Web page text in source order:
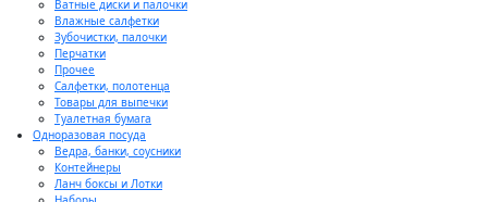
Ватные диски и палочки
Влажные салфетки
Зубочистки, палочки
Перчатки
Прочее
Салфетки, полотенца
Товары для выпечки
Туалетная бумага
Одноразовая посуда
Ведра, банки, соусники
Контейнеры
Ланч боксы и Лотки